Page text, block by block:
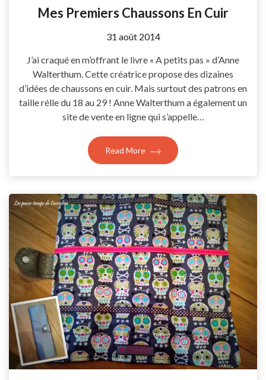
Mes Premiers Chaussons En Cuir
by
31 août 2014
J’ai craqué en m’offrant le livre « A petits pas » d’Anne
Walterthum. Cette créatrice propose des dizaines
d’idées de chaussons en cuir. Mais surtout des patrons en
taille rélle du 18 au 29 ! Anne Walterthum a également un
site de vente en ligne qui s’appelle…
Read More